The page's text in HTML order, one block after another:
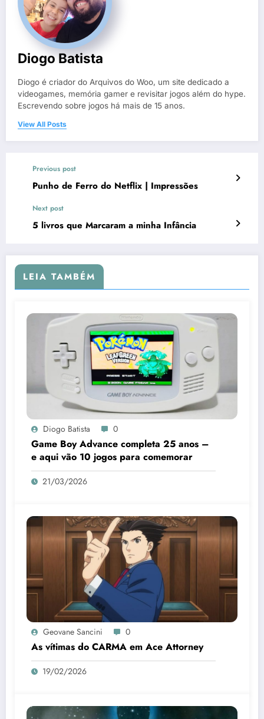
Diogo Batista
Diogo é criador do Arquivos do Woo, um site dedicado a
videogames, memória gamer e revisitar jogos além do hype.
Escrevendo sobre jogos há mais de 15 anos.
View All Posts
Previous post
Punho de Ferro do Netflix | Impressões
Next post
5 livros que Marcaram a minha Infância
LEIA TAMBÉM
Diogo Batista 0
Game Boy Advance completa 25 anos –
e aqui vão 10 jogos para comemorar
21/03/2026
Geovane Sancini 0
As vítimas do CARMA em Ace Attorney
19/02/2026